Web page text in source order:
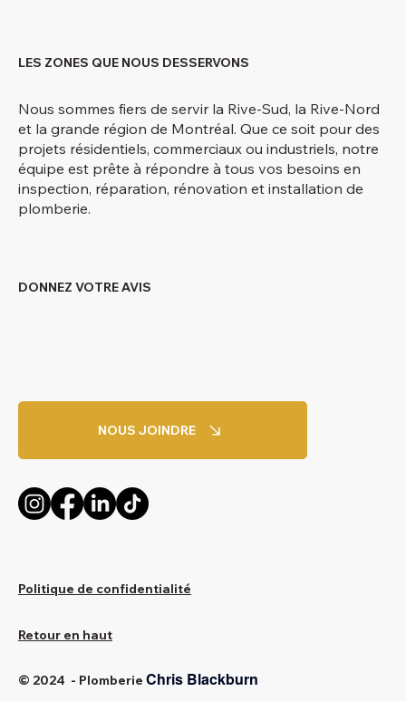
LES ZONES QUE NOUS DESSERVONS
Nous sommes fiers de servir la Rive-Sud, la Rive-Nord
et la grande région de Montréal. Que ce soit pour des
projets résidentiels, commerciaux ou industriels, notre
équipe est prête à répondre à tous vos besoins en
inspection, réparation, rénovation et installation de
plomberie.
DONNEZ VOTRE AVIS
NOUS JOINDRE
Politique de confidentialité
Retour en haut
© 2024 - Plomberie Chris Blackburn